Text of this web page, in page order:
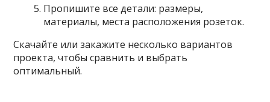
Пропишите все детали: размеры,
материалы, места расположения розеток.
Скачайте или закажите несколько вариантов
проекта, чтобы сравнить и выбрать
оптимальный.